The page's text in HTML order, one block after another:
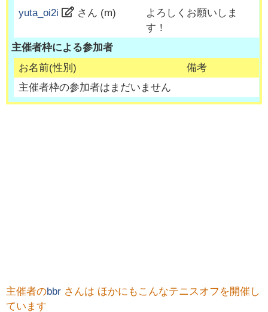
yuta_oi2i
さん (m)
よろしくお願いしま
す！
主催者枠による参加者
お名前(性別)
備考
主催者枠の参加者はまだいません
主催者のbbr さんは ほかにもこんなテニスオフを開催し
ています